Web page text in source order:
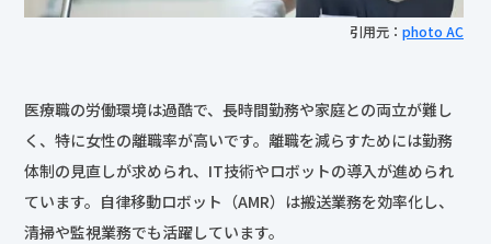
引用元： photo AC
医療職の労働環境は過酷で、長時間勤務や家庭との両立が難し
く、特に女性の離職率が高いです。離職を減らすためには勤務
体制の見直しが求められ、IT技術やロボットの導入が進められ
ています。自律移動ロボット（AMR）は搬送業務を効率化し、
清掃や監視業務でも活躍しています。